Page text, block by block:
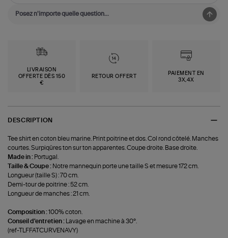
LIVRAISON
OFFERTE DÈS 150
€
RETOUR OFFERT
PAIEMENT EN
3X,4X
DESCRIPTION
Tee shirt en coton bleu marine. Print poitrine et dos. Col rond côtelé. Manches
courtes. Surpiqûres ton sur ton apparentes. Coupe droite. Base droite.
Made in : Portugal.
Taille & Coupe : Notre mannequin porte une taille S et mesure 172 cm.
Longueur (taille S) : 70 cm.
Demi-tour de poitrine : 52 cm.
Longueur de manches : 21 cm.
Composition :100% coton.
Conseil d'entretien : Lavage en machine à 30°.
(ref-TLFFATCURVENAVY)